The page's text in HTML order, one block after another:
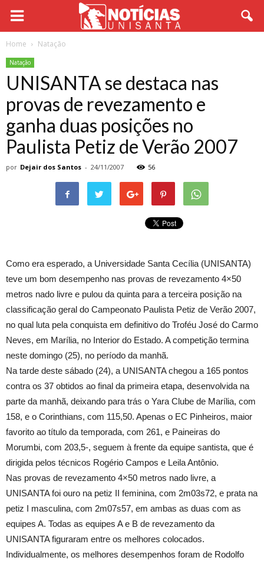
Home Natação
Natação
UNISANTA se destaca nas
provas de revezamento e
ganha duas posições no
Paulista Petiz de Verão 2007
por Dejair dos Santos - 24/11/2007 56
Como era esperado, a Universidade Santa Cecília (UNISANTA)
teve um bom desempenho nas provas de revezamento 4×50
metros nado livre e pulou da quinta para a terceira posição na
classificação geral do Campeonato Paulista Petiz de Verão 2007,
no qual luta pela conquista em definitivo do Troféu José do Carmo
Neves, em Marília, no Interior do Estado. A competição termina
neste domingo (25), no período da manhã.
Na tarde deste sábado (24), a UNISANTA chegou a 165 pontos
contra os 37 obtidos ao final da primeira etapa, desenvolvida na
parte da manhã, deixando para trás o Yara Clube de Marília, com
158, e o Corinthians, com 115,50. Apenas o EC Pinheiros, maior
favorito ao título da temporada, com 261, e Paineiras do
Morumbi, com 203,5-, seguem à frente da equipe santista, que é
dirigida pelos técnicos Rogério Campos e Leila Antônio.
Nas provas de revezamento 4×50 metros nado livre, a
UNISANTA foi ouro na petiz II feminina, com 2m03s72, e prata na
petiz I masculina, com 2m07s57, em ambas as duas com as
equipes A. Todas as equipes A e B de revezamento da
UNISANTA figuraram entre os melhores colocados.
Individualmente, os melhores desempenhos foram de Rodolfo